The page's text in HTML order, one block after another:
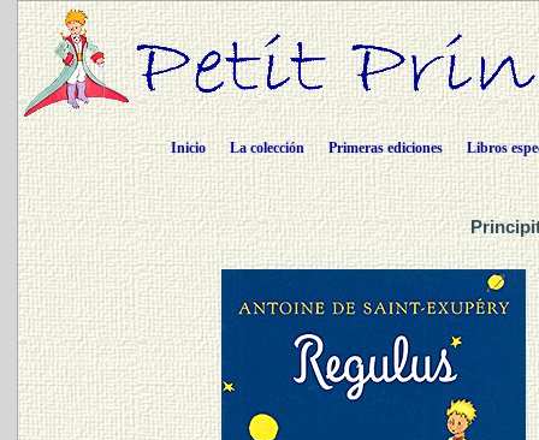
Inicio La colección Primeras ediciones Libros